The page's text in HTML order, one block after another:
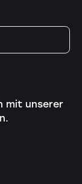
mit unserer